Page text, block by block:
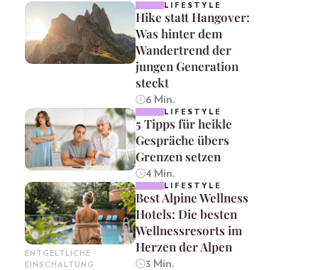
LIFESTYLE
Hike statt Hangover:
Was hinter dem
Wandertrend der
jungen Generation
steckt
6 Min.
LIFESTYLE
5 Tipps für heikle
Gespräche übers
Grenzen setzen
4 Min.
ENTGELTLICHE
EINSCHALTUNG
LIFESTYLE
Best Alpine Wellness
Hotels: Die besten
Wellnessresorts im
Herzen der Alpen
3 Min.